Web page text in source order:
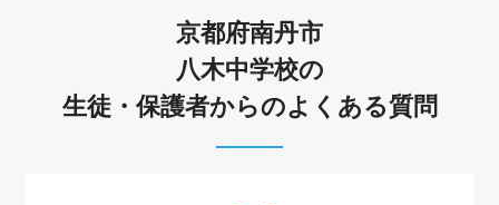
京都府南丹市
八木中学校の
生徒・保護者からのよくある質問